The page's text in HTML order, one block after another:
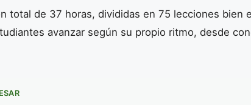
total de 37 horas, divididas en 75 lecciones bien
avanzar según su propio ritmo, desde